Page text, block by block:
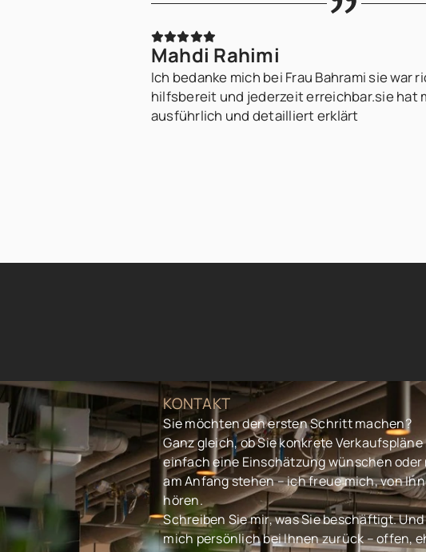
Mahdi Rahimi
Ich bedanke mich bei Frau Bahrami sie war
hilfsbereit und jederzeit erreichbar.sie hat
ausführlich und detailliert erklärt
KONTAKT
Sie möchten den ersten Schritt machen?
Ganz gleich, ob Sie konkrete
einfach eine Einschätzung wünschen oder
am Anfang stehen – ich freue mich, von
hören.
Schreiben Sie mir, was Sie beschäftigt.
mich persönlich bei Ihnen zurück – offen,